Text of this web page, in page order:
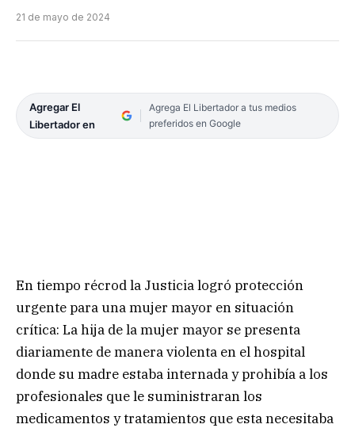
21 de mayo de 2024
Agregar El
Libertador en
Agrega El Libertador a tus medios
preferidos en Google
En tiempo récrod la Justicia logró protección
urgente para una mujer mayor en situación
crítica: La hija de la mujer mayor se presenta
diariamente de manera violenta en el hospital
donde su madre estaba internada y prohibía a los
profesionales que le suministraran los
medicamentos y tratamientos que esta necesitaba